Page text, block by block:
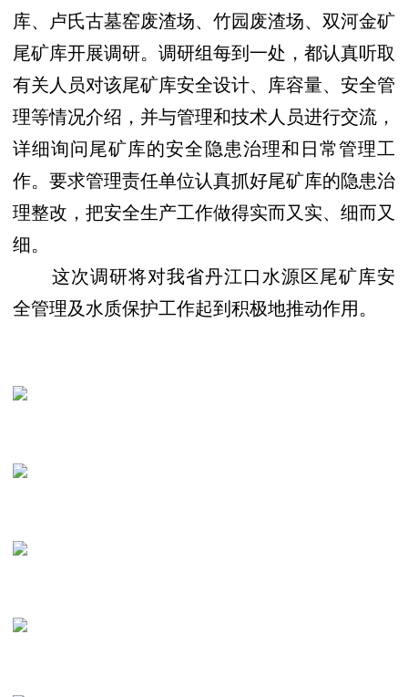
库、卢氏古墓窑废渣场、竹园废渣场、双河金矿
尾矿库开展调研。调研组每到一处，都认真听取
有关人员对该尾矿库安全设计、库容量、安全管
理等情况介绍，并与管理和技术人员进行交流，
详细询问尾矿库的安全隐患治理和日常管理工
作。要求管理责任单位认真抓好尾矿库的隐患治
理整改，把安全生产工作做得实而又实、细而又
细。
这次调研将对我省丹江口水源区尾矿库安
全管理及水质保护工作起到积极地推动作用。